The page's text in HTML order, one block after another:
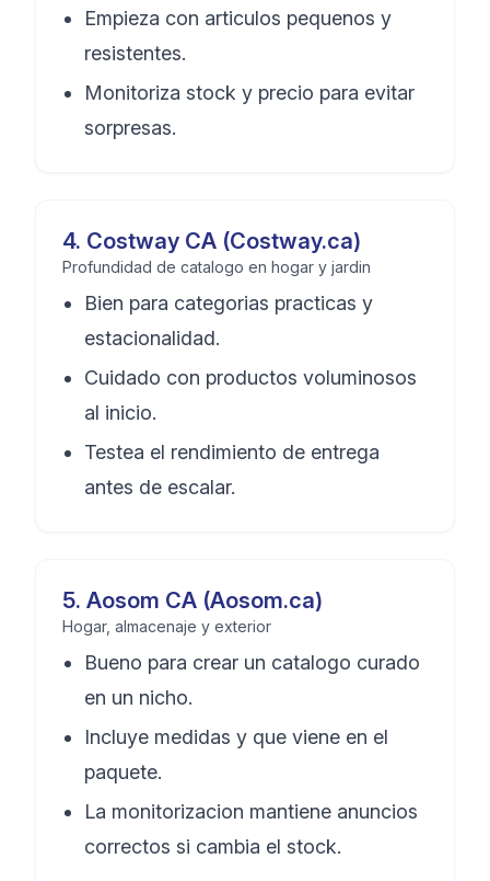
Empieza con articulos pequenos y
resistentes.
Monitoriza stock y precio para evitar
sorpresas.
4. Costway CA (Costway.ca)
Profundidad de catalogo en hogar y jardin
Bien para categorias practicas y
estacionalidad.
Cuidado con productos voluminosos
al inicio.
Testea el rendimiento de entrega
antes de escalar.
5. Aosom CA (Aosom.ca)
Hogar, almacenaje y exterior
Bueno para crear un catalogo curado
en un nicho.
Incluye medidas y que viene en el
paquete.
La monitorizacion mantiene anuncios
correctos si cambia el stock.